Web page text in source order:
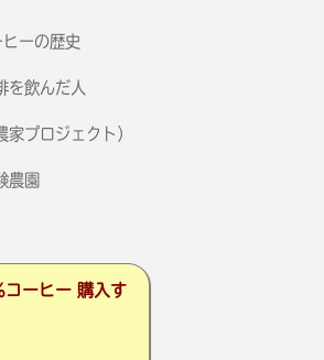
ーの歴史
飲んだ人
プロジェクト）
農園
ーヒー 購入す